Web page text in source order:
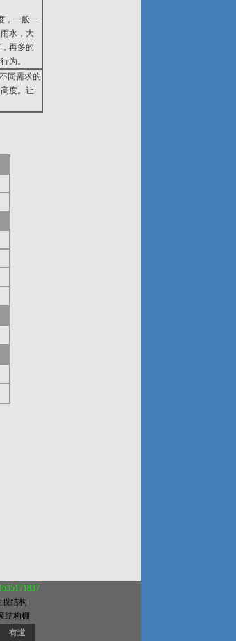
，一般一
水，大
再多的
为。
同需求的
度。让
结构
结构棚
有道